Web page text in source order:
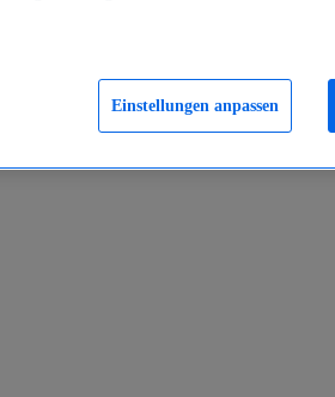
2025
Einstellungen anpassen